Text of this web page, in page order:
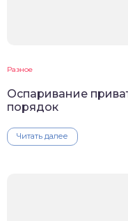
Разное
Оспаривание
порядок
Читать далее